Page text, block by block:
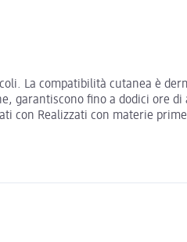
La compatibilità cutanea è
garantiscono fino a dodici ore
con Realizzati con materie